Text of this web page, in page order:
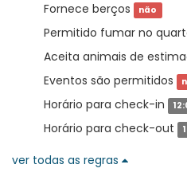
Fornece berços não
Permitido fumar no
Aceita animais de
Eventos são permitidos
Horário para check-in
Horário para check-out
ver todas as regras